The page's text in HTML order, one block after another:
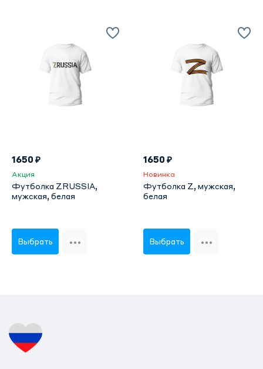
1650 ₽
Акция
Футболка ZRUSSIA,
мужская, белая
Выбрать
1650 ₽
Новинка
Футболка Z, мужская,
белая
Выбрать